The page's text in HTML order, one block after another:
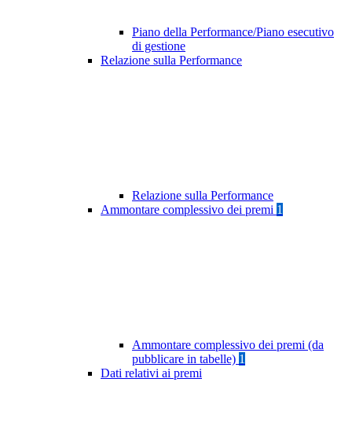
Piano della Performance/Piano esecutivo
di gestione
Relazione sulla Performance
Relazione sulla Performance
Ammontare complessivo dei premi 1
Ammontare complessivo dei premi (da
pubblicare in tabelle) 1
Dati relativi ai premi